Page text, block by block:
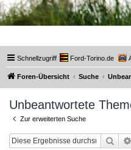
Schnellzugriff Ford-Torino.de
Foren-Übersicht Suche
Unbeantwortete
Zur erweiterten Suche
Suche